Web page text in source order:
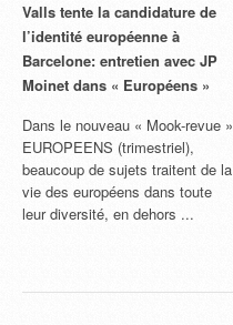
Valls tente la candidature de
l’identité européenne à
Barcelone: entretien avec JP
Moinet dans « Européens »
Dans le nouveau « Mook-revue »
EUROPEENS (trimestriel),
beaucoup de sujets traitent de la
vie des européens dans toute
leur diversité, en dehors ...